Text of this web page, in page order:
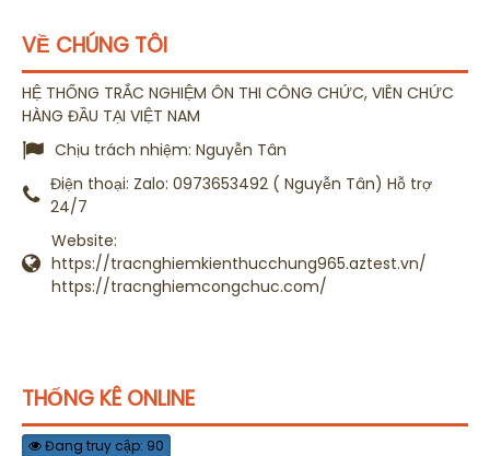
VỀ CHÚNG TÔI
HỆ THỐNG TRẮC NGHIỆM ÔN THI CÔNG CHỨC, VIÊN CHỨC
HÀNG ĐẦU TẠI VIỆT NAM
Chịu trách nhiệm: Nguyễn Tân
Điện thoại: Zalo: 0973653492 ( Nguyễn Tân) Hỗ trợ
24/7
Website:
https://tracnghiemkienthucchung965.aztest.vn/
https://tracnghiemcongchuc.com/
THỐNG KÊ ONLINE
Đang truy cập: 90